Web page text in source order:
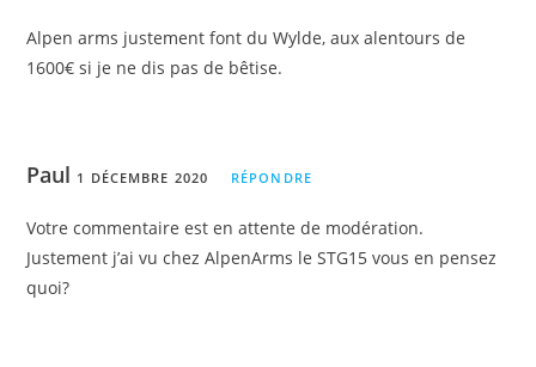
Alpen arms justement font du Wylde, aux alentours de
1600€ si je ne dis pas de bêtise.
Paul 1 DÉCEMBRE 2020 RÉPONDRE
Votre commentaire est en attente de modération.
Justement j’ai vu chez AlpenArms le STG15 vous en pensez
quoi?